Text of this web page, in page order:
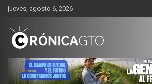
Saltar
contenido
jueves, agosto 6, 2026
CRONICA